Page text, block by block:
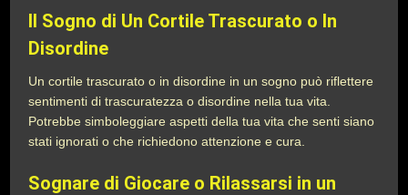
Il Sogno di Un Cortile Trascurato o In
Disordine
Un cortile trascurato o in disordine in un sogno può riflettere
sentimenti di trascuratezza o disordine nella tua vita.
Potrebbe simboleggiare aspetti della tua vita che senti siano
stati ignorati o che richiedono attenzione e cura.
Sognare di Giocare o Rilassarsi in un